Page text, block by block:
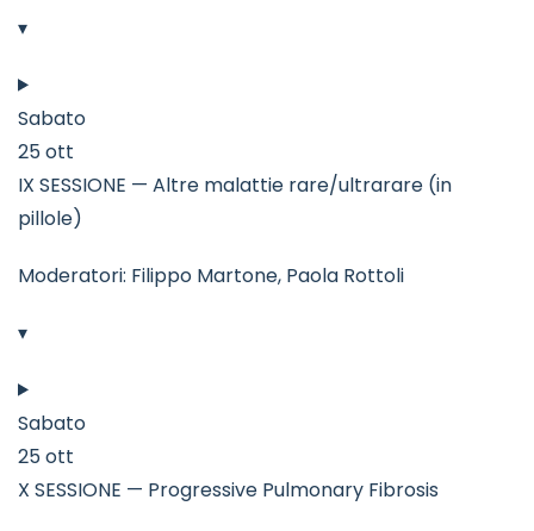
▾
Sabato
25 ott
IX SESSIONE — Altre malattie rare/ultrarare (in
pillole)
Moderatori: Filippo Martone, Paola Rottoli
▾
Sabato
25 ott
X SESSIONE — Progressive Pulmonary Fibrosis